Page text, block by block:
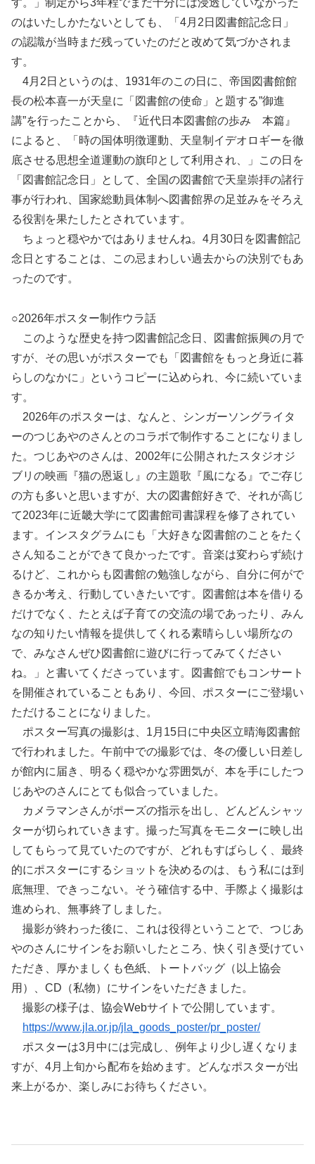
のはいたしかたないとしても、「4月2日図書館記念日」
の認識が当時まだ残っていたのだと改めて気づかされま
す。
4月2日というのは、1931年のこの日に、帝国図書館館
長の松本喜一が天皇に「図書館の使命」と題する”御進
講”を行ったことから、『近代日本図書館の歩み 本篇』
によると、「時の国体明徴運動、天皇制イデオロギーを徹
底させる思想全道運動の旗印として利用され、」この日を
「図書館記念日」として、全国の図書館で天皇崇拝の諸行
事が行われ、国家総動員体制へ図書館界の足並みをそろえ
る役割を果たしたとされています。
ちょっと穏やかではありませんね。4月30日を図書館記
念日とすることは、この忌まわしい過去からの決別でもあ
ったのです。
○2026年ポスター制作ウラ話
このような歴史を持つ図書館記念日、図書館振興の月で
すが、その思いがポスターでも「図書館をもっと身近に暮
らしのなかに」というコピーに込められ、今に続いていま
す。
2026年のポスターは、なんと、シンガーソングライタ
ーのつじあやのさんとのコラボで制作することになりまし
た。つじあやのさんは、2002年に公開されたスタジオジ
ブリの映画『猫の恩返し』の主題歌『風になる』でご存じ
の方も多いと思いますが、大の図書館好きで、それが高じ
て2023年に近畿大学にて図書館司書課程を修了されてい
ます。インスタグラムにも「大好きな図書館のことをたく
さん知ることができて良かったです。音楽は変わらず続け
るけど、これからも図書館の勉強しながら、自分に何がで
きるか考え、行動していきたいです。図書館は本を借りる
だけでなく、たとえば子育ての交流の場であったり、みん
なの知りたい情報を提供してくれる素晴らしい場所なの
で、みなさんぜひ図書館に遊びに行ってみてください
ね。」と書いてくださっています。図書館でもコンサート
を開催されていることもあり、今回、ポスターにご登場い
ただけることになりました。
ポスター写真の撮影は、1月15日に中央区立晴海図書館
で行われました。午前中での撮影では、冬の優しい日差し
が館内に届き、明るく穏やかな雰囲気が、本を手にしたつ
じあやのさんにとても似合っていました。
カメラマンさんがポーズの指示を出し、どんどんシャッ
ターが切られていきます。撮った写真をモニターに映し出
してもらって見ていたのですが、どれもすばらしく、最終
的にポスターにするショットを決めるのは、もう私には到
底無理、できっこない。そう確信する中、手際よく撮影は
進められ、無事終了しました。
撮影が終わった後に、これは役得ということで、つじあ
やのさんにサインをお願いしたところ、快く引き受けてい
ただき、厚かましくも色紙、トートバッグ（以上協会
用）、CD（私物）にサインをいただきました。
撮影の様子は、協会Webサイトで公開しています。
https://www.jla.or.jp/jla_goods_poster/pr_poster/
ポスターは3月中には完成し、例年より少し遅くなりま
すが、4月上旬から配布を始めます。どんなポスターが出
来上がるか、楽しみにお待ちください。